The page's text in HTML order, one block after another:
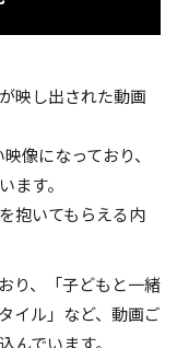
映し出された動画
像になっており、
ます。
抱いてもらえる内
り、「子どもと一緒
イル」など、動画ご
んでいます。